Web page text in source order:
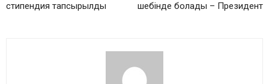
стипендия тапсырылды
шебінде болады – Президент